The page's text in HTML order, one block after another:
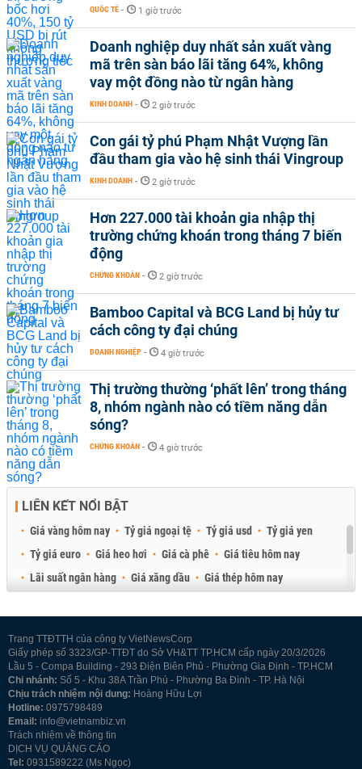
QUỐC TẾ - 1 giờ trước
Doanh nghiệp duy nhất sản xuất vàng
mã trên sàn báo lãi tăng 64%, không
vay một đồng nào từ ngân hàng
KINH DOANH - 2 giờ trước
Con gái tỷ phú Phạm Nhật Vượng lần
đầu tham gia vào hệ sinh thái Vingroup
KINH DOANH - 2 giờ trước
Hơn 227.000 tài khoản gia nhập thị
trường chứng khoán trong tháng 7 biến
động
CHỨNG KHOÁN - 2 giờ trước
Bamboo Capital và BCG Land bị hủy tư
cách công ty đại chúng
DOANH NGHIỆP - 4 giờ trước
Thị trường thường ‘phất lên’ trong tháng
8, nhóm ngành nào có tiềm năng dẫn
sóng?
CHỨNG KHOÁN - 4 giờ trước
LIÊN KẾT NỔI BẬT
Giá vàng hôm nay Tỷ giá ngoại tệ Tỷ giá usd
Tỷ giá yen
Tỷ giá euro
Giá heo hơi Giá cà phê
Giá tiêu hôm nay
Lãi suất ngân hàng
Giá xăng dầu
Giá thép hôm nay
Trang TTĐTTH của công ty VietNewsCorp
Giấy phép số 3323/GP-TTĐT do Sở VH&TT TP.HCM cấp ngày 20/3/2026
Lầu 5 - Compa Building - 293 Điện Biên Phủ - Phường Gia Định - TP.HCM
Chi nhánh: Số 5 - Khu 38A Trần Phú - Phường Ba Đình - TP. Hà Nội
Chịu trách nhiệm nội dung: Hoàng Hữu Lợi
Hotline: 0975798489
Email: info@vietnambiz.vn
Trách nhiệm về thông tin
DỊCH VỤ QUẢNG CÁO
Tel: 0931589222 (Ms Ngọc)